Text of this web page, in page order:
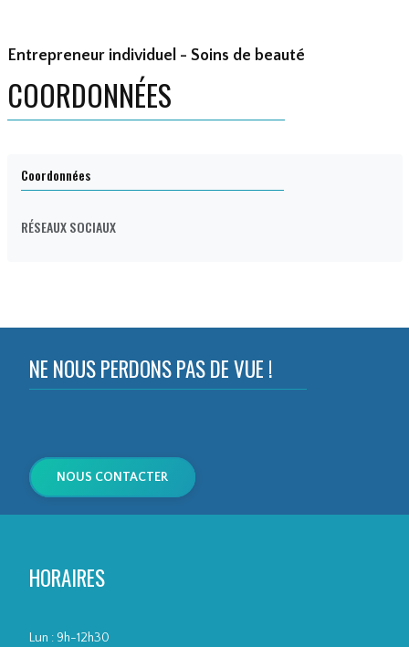
TELLE DU
FUS ESTE
LLE DUFU
S ESTELL
Entrepreneur individuel - Soins de beauté
COORDONNÉES
Coordonnées
RÉSEAUX SOCIAUX
NE NOUS PERDONS PAS DE VUE !
NOUS CONTACTER
HORAIRES
Lun : 9h-12h30